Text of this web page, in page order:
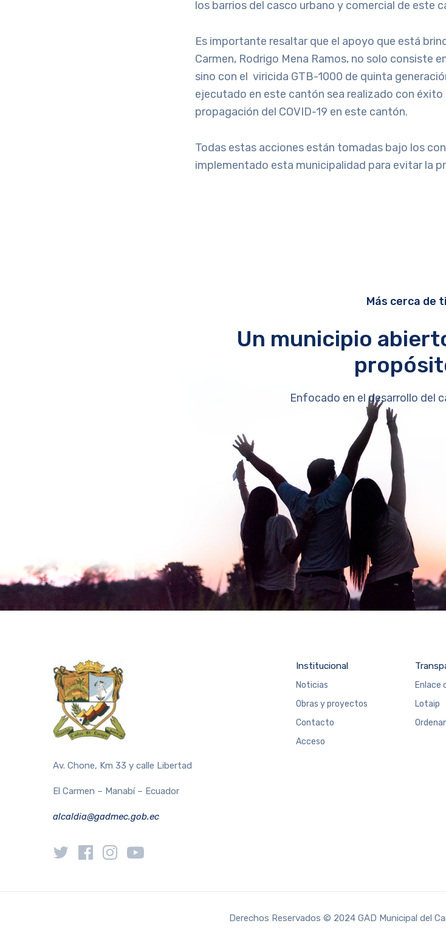
los barrios del casco urbano y comercial de este
Es importante resaltar que el apoyo que está
Carmen, Rodrigo Mena Ramos, no solo consiste
sino con el viricida GTB-1000 de quinta
ejecutado en este cantón sea realizado con
propagación del COVID-19 en este cantón.
Todas estas acciones están tomadas bajo los
implementado esta municipalidad para evitar la
Más cerca de
Un municipio
Enfocado en el desarrollo del
Av. Chone, Km 33 y calle Libertad
El Carmen – Manabí – Ecuador
alcaldia@gadmec.gob.ec
Institucional
Noticias
Obras y proyectos
Contacto
Acceso
Enlace
Lotaip
Derechos Reservados © 2024 GAD Municipal del